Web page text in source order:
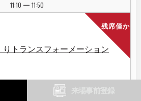
11:10 | 11:50
残席僅か
りトランスフォーメーション